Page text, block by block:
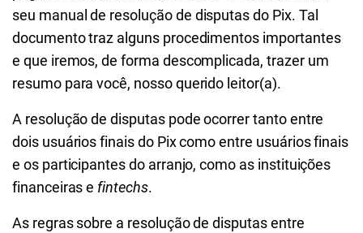
seu manual de resolução de disputas do Pix. Tal
documento traz alguns procedimentos importantes
e que iremos, de forma descomplicada, trazer um
resumo para você, nosso querido leitor(a).
A resolução de disputas pode ocorrer tanto entre
dois usuários finais do Pix como entre usuários finais
e os participantes do arranjo, como as instituições
financeiras e fintechs.
As regras sobre a resolução de disputas entre